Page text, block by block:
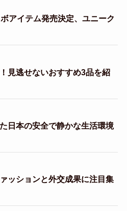
アイテム発売決定、ユニーク
見逃せないおすすめ3品を紹
日本の安全で静かな生活環境
ッションと外交成果に注目集